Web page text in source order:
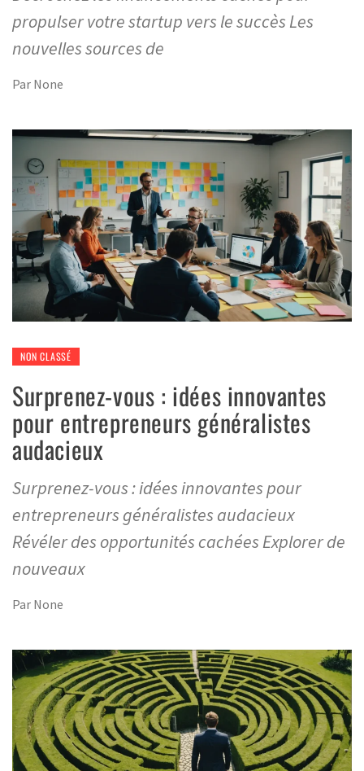
propulser votre startup vers le succès Les
nouvelles sources de
Par None
NON CLASSÉ
Surprenez-vous : idées innovantes
pour entrepreneurs généralistes
audacieux
Surprenez-vous : idées innovantes pour
entrepreneurs généralistes audacieux
Révéler des opportunités cachées Explorer de
nouveaux
Par None